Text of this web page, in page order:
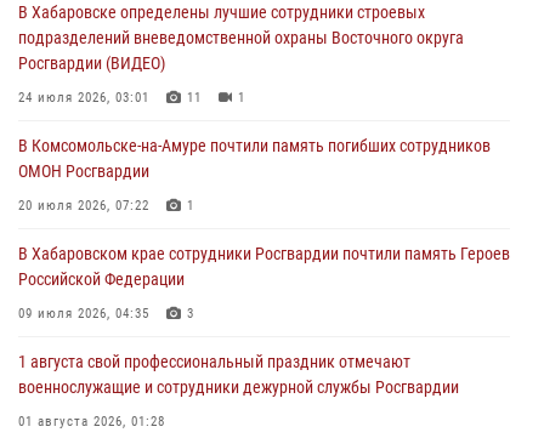
женщине, потерявшей сознание во время массового мероприятия
29 июля 2026, 23:24 2
В Хабаровске продолжается акция «Каникулы с Росгвардией»
За прошедшую неделю в Хабаровском крае росгвардейцы провели
свыше 120 проверок условий хранения оружия
В Хабаровске определены лучшие сотрудники строевых
подразделений вневедомственной охраны Восточного округа
Росгвардии (ВИДЕО)
24 июля 2026, 03:01 11 1
В Комсомольске-на-Амуре почтили память погибших сотрудников
ОМОН Росгвардии
20 июля 2026, 07:22 1
В Хабаровском крае сотрудники Росгвардии почтили память Героев
Российской Федерации
09 июля 2026, 04:35 3
1 августа свой профессиональный праздник отмечают
военнослужащие и сотрудники дежурной службы Росгвардии
01 августа 2026, 01:28